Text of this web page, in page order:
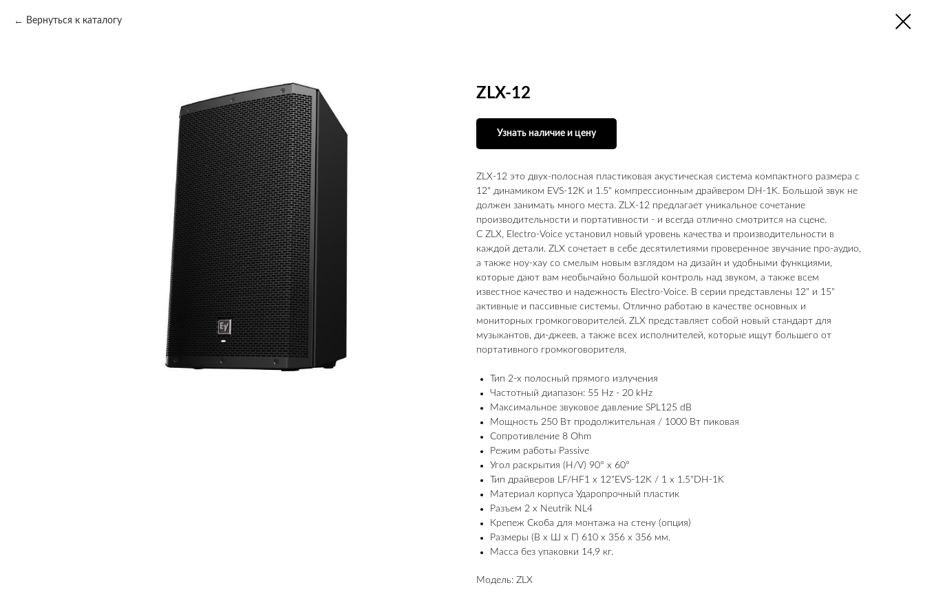
Вернуться к каталогу
ZLX-12
Узнать наличие и цену
ZLX‑12 это двух‑полосная пластиковая акустическая система компактного размера с
12" динамиком EVS‑12K и 1.5" компрессионным драйвером DH‑1K. Большой звук не
должен занимать много места. ZLX-12 предлагает уникальное сочетание
производительности и портативности - и всегда отлично смотрится на сцене.
С ZLX, Electro-Voice установил новый уровень качества и производительности в
каждой детали. ZLX сочетает в себе десятилетиями проверенное звучание про-аудио,
а также ноу-хау со смелым новым взглядом на дизайн и удобными функциями,
которые дают вам необычайно большой контроль над звуком, а также всем
известное качество и надежность Electro-Voice. В серии представлены 12" и 15"
активные и пассивные системы. Отлично работаю в качестве основных и
мониторных громкоговорителей. ZLX представляет собой новый стандарт для
музыкантов, ди-джеев, а также всех исполнителей, которые ищут большего от
портативного громкоговорителя.
Тип 2-х полосный прямого излучения
Частотный диапазон: 55 Hz - 20 kHz
Максимальное звуковое давление SPL125 dB
Мощность 250 Вт продолжительная / 1000 Вт пиковая
Сопротивление 8 Ohm
Режим работы Passive
Угол раскрытия (H/V) 90° x 60°
Тип драйверов LF/HF1 x 12"EVS-12K / 1 x 1.5"DH-1K
Материал корпуса Ударопрочный пластик
Разъем 2 x Neutrik NL4
Крепеж Скоба для монтажа на стену (опция)
Размеры (В х Ш х Г) 610 х 356 х 356 мм.
Масса без упаковки 14,9 кг.
Модель: ZLX